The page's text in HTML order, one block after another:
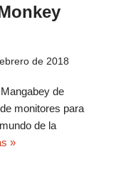
de 2018
de
monitores para
de la
»